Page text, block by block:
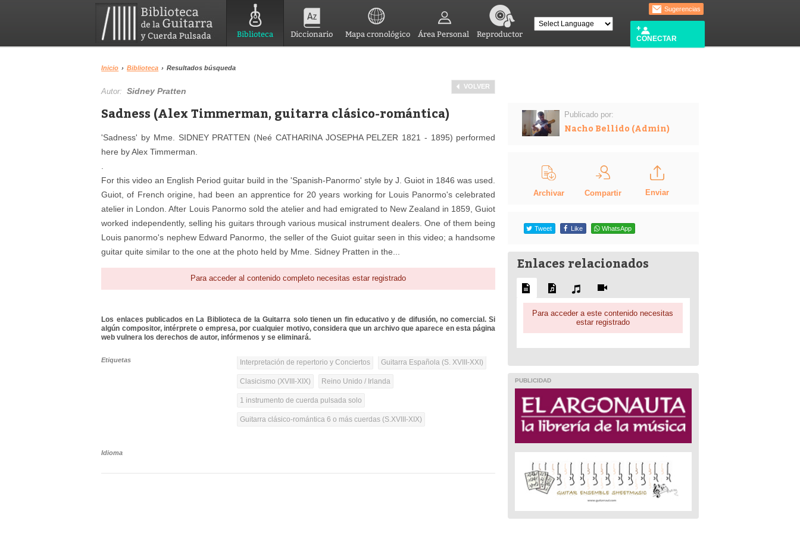
Biblioteca Diccionario Mapa cronológico Área Personal Reproductor
Sugerencias
CONECTAR
Inicio › Biblioteca › Resultados búsqueda
VOLVER
Autor:Sidney Pratten
Sadness (Alex Timmerman, guitarra clásico-romántica)
'Sadness' by Mme. SIDNEY PRATTEN (Neé CATHARINA JOSEPHA PELZER 1821 - 1895) performed
here by Alex Timmerman.
For this video an English Period guitar build in the 'Spanish-Panormo' style by J. Guiot in 1846 was used.
Guiot, of French origine, had been an apprentice for 20 years working for Louis Panormo's celebrated
atelier in London. After Louis Panormo sold the atelier and had emigrated to New Zealand in 1859, Guiot
worked independently, selling his guitars through various musical instrument dealers. One of them being
Louis panormo's nephew Edward Panormo, the seller of the Guiot guitar seen in this video; a handsome
guitar quite similar to the one at the photo held by Mme. Sidney Pratten in the...
Para acceder al contenido completo necesitas estar registrado
Los enlaces publicados en La Biblioteca de la Guitarra solo tienen un fin educativo y de difusión, no comercial. Si
algún compositor, intérprete o empresa, por cualquier motivo, considera que un archivo que aparece en esta página
web vulnera los derechos de autor, infórmenos y se eliminará.
Etiquetas Interpretación de repertorio y Conciertos Guitarra Española (S. XVIII-XXI)
Clasicismo (XVIII-XIX) Reino Unido / Irlanda
1 instrumento de cuerda pulsada solo
Guitarra clásico-romántica 6 o más cuerdas (S.XVIII-XIX)
Idioma
Publicado por:
Nacho Bellido (Admin)
Archivar Compartir Enviar
Tweet Like WhatsApp
Enlaces relacionados
Para acceder a este contenido necesitas
estar registrado
PUBLICIDAD